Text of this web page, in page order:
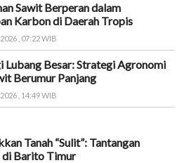
Sawit Berperan dalam
Karbon di Daerah Tropis
, 07:22 WIB
Lubang Besar: Strategi Agronomi
Berumur Panjang
, 14:49 WIB
Tanah “Sulit”: Tantangan
di Barito Timur